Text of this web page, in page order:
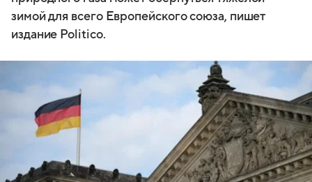
зимой для всего Европейского союза, пишет
издание Politico.